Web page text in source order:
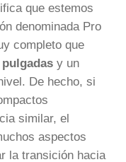
que estemos
denominada Pro
completo que
y un
De hecho, si
similar, el
aspectos
la transición hacia